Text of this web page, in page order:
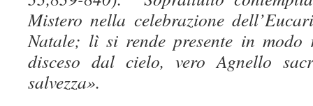
Mistero nella celebrazione
Natale; lì si rende presente in modo
disceso dal cielo, vero Agnello
salvezza».